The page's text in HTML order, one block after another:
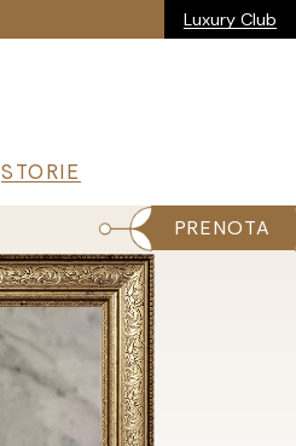
Luxury Club
STORIE
PRENOTA